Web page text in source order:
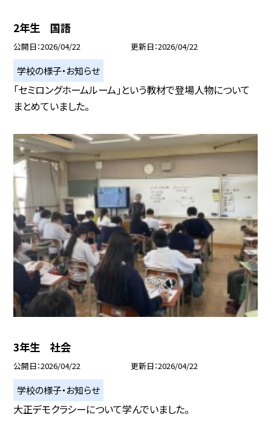
2年生 国語
公開日 2026/04/22 更新日 2026/04/22
学校の様子・お知らせ
「セミロングホームルーム」という教材で登場人物について
まとめていました。
3年生 社会
公開日 2026/04/22 更新日 2026/04/22
学校の様子・お知らせ
大正デモクラシーについて学んでいました。